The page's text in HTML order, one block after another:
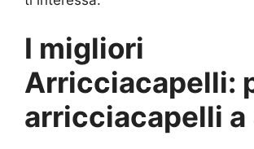
I migliori
Arricciacapelli:
arricciacapelli a